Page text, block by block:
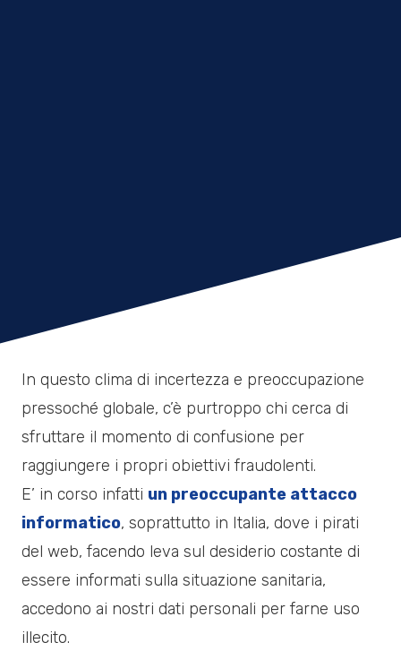
In questo clima di incertezza e preoccupazione
pressoché globale, c’è purtroppo chi cerca di
sfruttare il momento di confusione per
raggiungere i propri obiettivi fraudolenti.
E’ in corso infatti un preoccupante attacco
informatico, soprattutto in Italia, dove i pirati
del web, facendo leva sul desiderio costante di
essere informati sulla situazione sanitaria,
accedono ai nostri dati personali per farne uso
illecito.